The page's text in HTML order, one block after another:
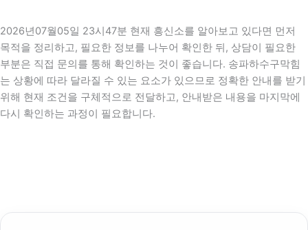
2026년07월05일 23시47분 현재 흥신소를 알아보고 있다면 먼저
목적을 정리하고, 필요한 정보를 나누어 확인한 뒤, 상담이 필요한
부분은 직접 문의를 통해 확인하는 것이 좋습니다. 송파하수구막힘
는 상황에 따라 달라질 수 있는 요소가 있으므로 정확한 안내를 받기
위해 현재 조건을 구체적으로 전달하고, 안내받은 내용을 마지막에
다시 확인하는 과정이 필요합니다.